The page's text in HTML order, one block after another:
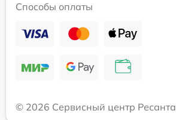
Способы оплаты
© 2026 Сервисный центр Ресанта